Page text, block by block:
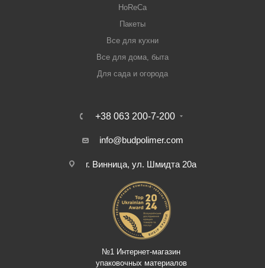
HoReCa
Пакеты
Все для кухни
Все для дома, быта
Для сада и огорода
+38 063 200-7-200
info@budpolimer.com
г. Винница, ул. Шмидта 20а
№1 Интернет-магазин
упаковочных материалов